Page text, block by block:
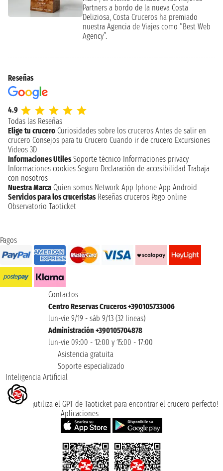
Partners a bordo de la nueva Costa
Deliziosa, Costa Cruceros ha premiado
nuestra Agencia de Viajes como “Best Web
Agency”.
Reseñas
4.9
Todas las Reseñas
Elige tu crucero Curiosidades sobre los cruceros Antes de salir en
crucero Consejos para tu Crucero Cuando ir de crucero Excursiones
Videos 3D
Informaciones Utiles Soporte técnico Informaciones privacy
Informaciones cookies Seguro Declaración de accesibilidad Trabaja
con nosotros
Nuestra Marca Quien somos Network App Iphone App Android
Servicios para los cruceristas Reseñas cruceros Pago online
Observatorio Taoticket
Pagos
Contactos
Centro Reservas Cruceros +390105733006
lun-vie 9/19 - sáb 9/13 (32 lineas)
Administración +390105704878
lun-vie 09:00 - 12:00 y 15:00 - 17:00
Asistencia gratuita
Soporte especializado
Inteligencia Artificial
¡utiliza el GPT de Taoticket para encontrar el crucero perfecto!
Aplicaciones